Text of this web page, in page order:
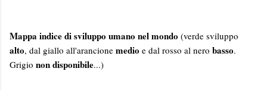
Mappa indice di sviluppo umano nel mondo (verde sviluppo
alto, dal giallo all'arancione medio e dal rosso al nero basso.
Grigio non disponibile...)